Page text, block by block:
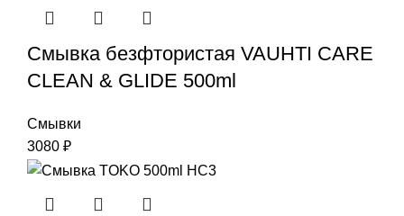
Смывка безфтористая VAUHTI CARE
CLEAN & GLIDE 500ml
Смывки
3080 ₽